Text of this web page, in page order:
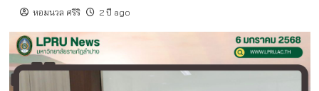
หอมนวล ศรีริ 2 ปี ago